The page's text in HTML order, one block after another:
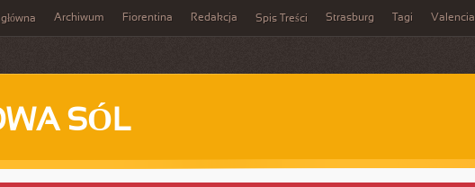
Archiwum Fiorentina Redakcja Spis Treści Strasburg Tagi Valencia
SÓL